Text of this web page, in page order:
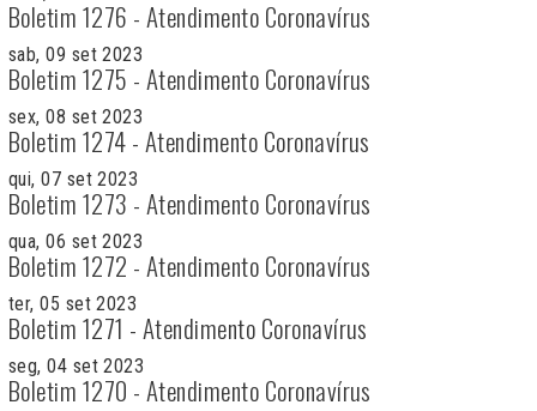
Boletim 1276 - Atendimento Coronavírus
sab, 09 set 2023
Boletim 1275 - Atendimento Coronavírus
sex, 08 set 2023
Boletim 1274 - Atendimento Coronavírus
qui, 07 set 2023
Boletim 1273 - Atendimento Coronavírus
qua, 06 set 2023
Boletim 1272 - Atendimento Coronavírus
ter, 05 set 2023
Boletim 1271 - Atendimento Coronavírus
seg, 04 set 2023
Boletim 1270 - Atendimento Coronavírus